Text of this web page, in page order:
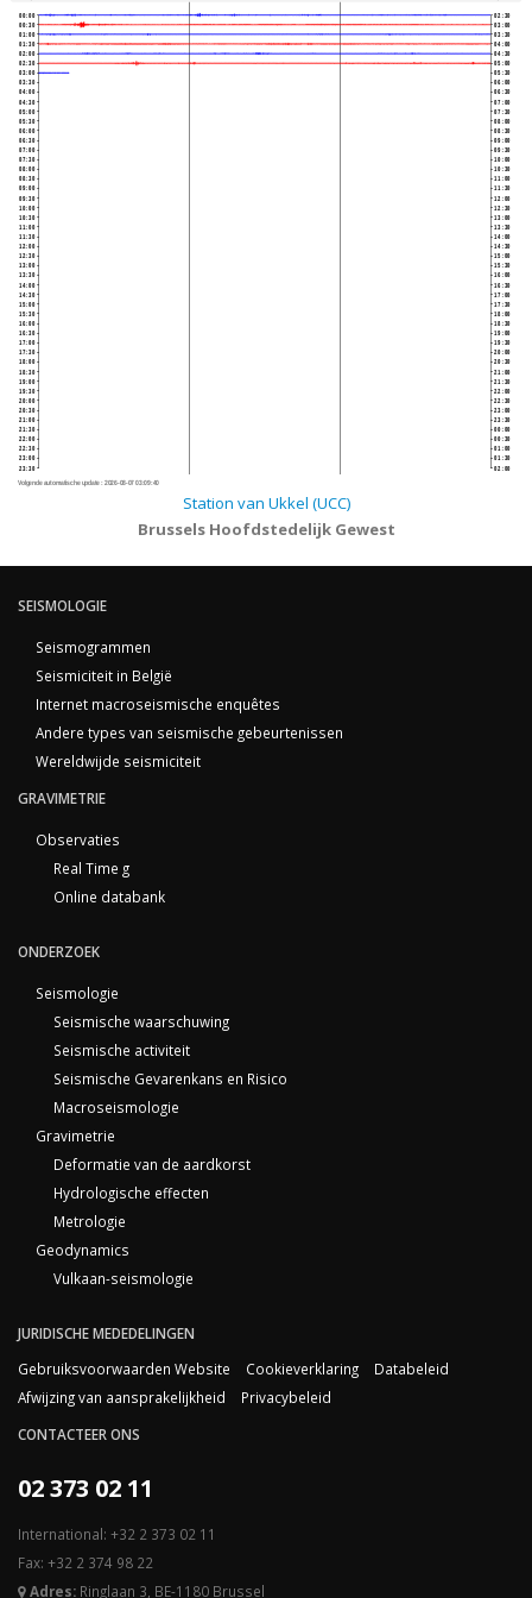
00:00
00:30
01:00
01:30
02:00
02:30
03:00
03:30
04:00
04:30
05:00
05:30
06:00
06:30
07:00
07:30
08:00
08:30
09:00
09:30
10:00
10:30
11:00
11:30
12:00
12:30
13:00
13:30
14:00
14:30
15:00
15:30
16:00
16:30
17:00
17:30
18:00
18:30
19:00
19:30
20:00
20:30
21:00
21:30
22:00
22:30
23:00
23:30
02:30
03:00
03:30
04:00
04:30
05:00
05:30
06:00
06:30
07:00
07:30
08:00
08:30
09:00
09:30
10:00
10:30
11:00
11:30
12:00
12:30
13:00
13:30
14:00
14:30
15:00
15:30
16:00
16:30
17:00
17:30
18:00
18:30
19:00
19:30
20:00
20:30
21:00
21:30
22:00
22:30
23:00
23:30
00:00
00:30
01:00
01:30
02:00
Volgende automatische update : 2026-08-07 03:09:40
Station van Ukkel (UCC)
Brussels Hoofdstedelijk Gewest
SEISMOLOGIE
Seismogrammen
Seismiciteit in België
Internet macroseismische enquêtes
Andere types van seismische gebeurtenissen
Wereldwijde seismiciteit
GRAVIMETRIE
Observaties
Real Time g
Online databank
ONDERZOEK
Seismologie
Seismische waarschuwing
Seismische activiteit
Seismische Gevarenkans en Risico
Macroseismologie
Gravimetrie
Deformatie van de aardkorst
Hydrologische effecten
Metrologie
Geodynamics
Vulkaan-seismologie
JURIDISCHE MEDEDELINGEN
Gebruiksvoorwaarden Website
Cookieverklaring
Databeleid
Afwijzing van aansprakelijkheid
Privacybeleid
CONTACTEER ONS
02 373 02 11
International: +32 2 373 02 11
Fax: +32 2 374 98 22
Adres: Ringlaan 3, BE-1180 Brussel